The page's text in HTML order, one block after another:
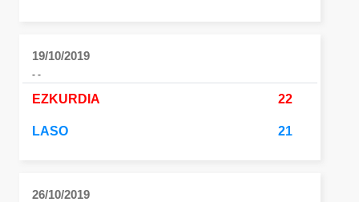
19/10/2019
- -
EZKURDIA 22
LASO 21
26/10/2019